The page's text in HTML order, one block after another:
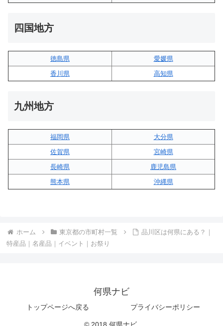
四国地方
徳島県
愛媛県
香川県
高知県
九州地方
福岡県
大分県
佐賀県
宮崎県
長崎県
鹿児島県
熊本県
沖縄県
ホーム 東京都の市町村一覧
品川区は何県にある？｜
特産品｜名産品｜イベント｜お祭り
何県ナビ
トップページへ戻る プライバシーポリシー